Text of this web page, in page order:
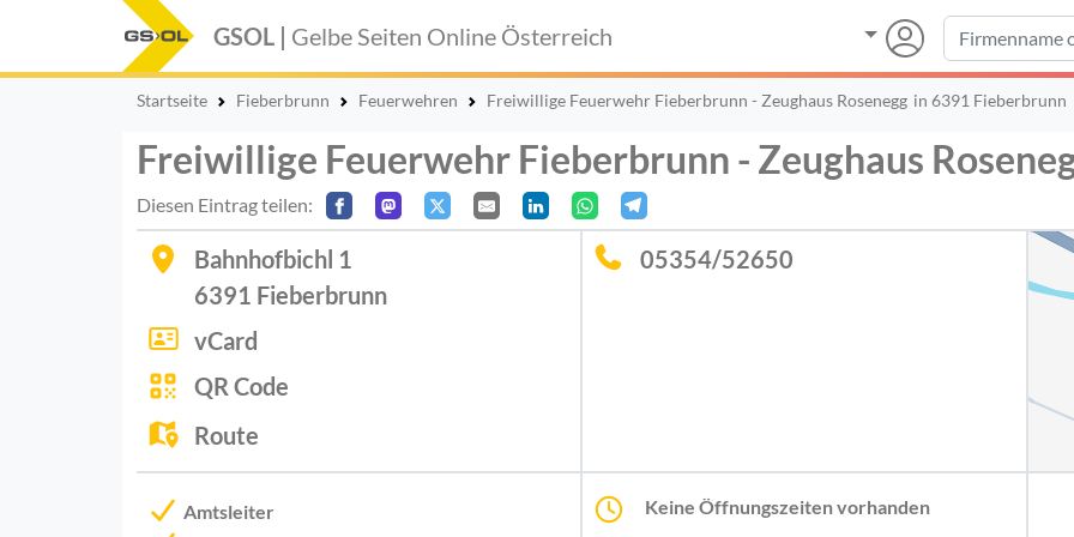
GSOL | Gelbe Seiten Online Österreich
Startseite Fieberbrunn Feuerwehren Freiwillige Feuerwehr Fieberbrunn - Zeughaus Rosenegg in 6391 Fieberbrunn
Freiwillige Feuerwehr Fieberbrunn - Zeughaus
Diesen Eintrag teilen:
Bahnhofbichl 1
6391 Fieberbrunn
vCard
QR Code
Route
05354/52650
Amtsleiter
Keine Öffnungszeiten vorhanden